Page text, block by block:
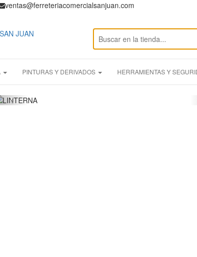
ventas@ferreteriacomercialsanjuan.com
PINTURAS Y DERIVADOS HERRAMIENTAS Y